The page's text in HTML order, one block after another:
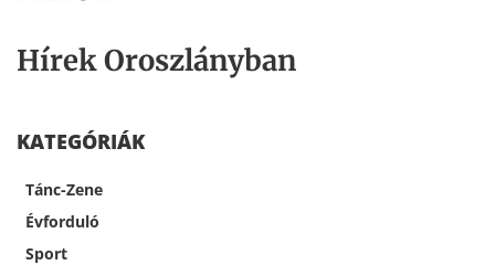
Hírek Oroszlányban
KATEGÓRIÁK
Tánc-Zene
Évforduló
Sport